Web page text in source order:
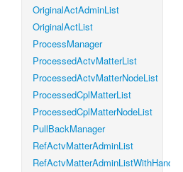
OriginalActAdminList
OriginalActList
ProcessManager
ProcessedActvMatterList
ProcessedActvMatterNodeList
ProcessedCplMatterList
ProcessedCplMatterNodeList
PullBackManager
RefActvMatterAdminList